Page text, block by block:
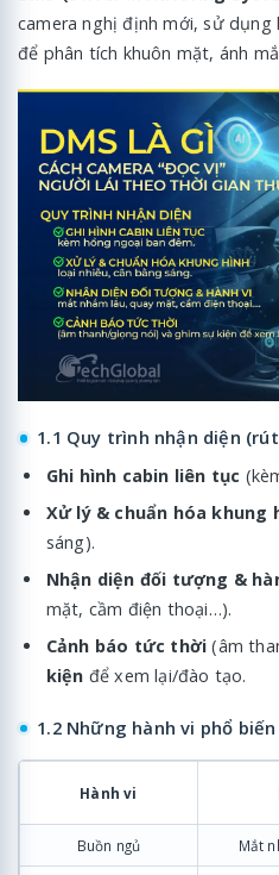
camera nghị định mới, sử dụng
để phân tích khuôn mặt, ánh
1.1 Quy trình nhận diện
Ghi hình cabin liên tục
Xử lý & chuẩn hóa khung
sáng).
Nhận diện đối tượng &
mặt, cầm điện thoại…).
Cảnh báo tức thời (âm
kiện để xem lại/đào tạo.
1.2 Những hành vi phổ
Hành vi
Buồn ngủ Mắt